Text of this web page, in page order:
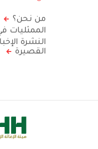
من نحن؟
الممثليات
النشرة
القصيرة